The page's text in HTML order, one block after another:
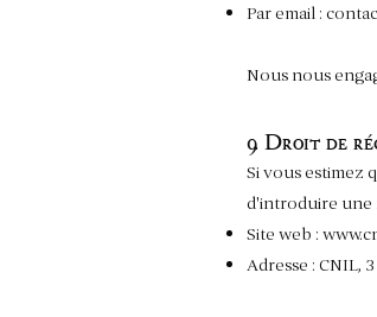
Par email :
Nous nous
9. Droit de
Si vous estimez
d'introduire une
Site web :
Adresse : CNIL,